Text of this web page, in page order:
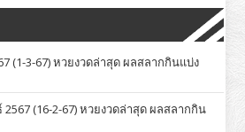
(1-3-67) หวยงวดล่าสุด ผลสลากกินแบ่ง
(16-2-67) หวยงวดล่าสุด ผลสลากกิน